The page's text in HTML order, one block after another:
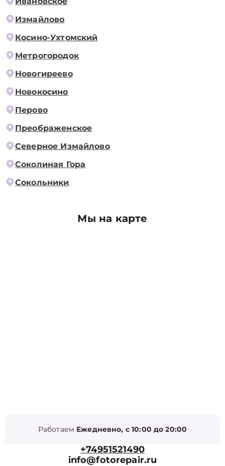
Измайлово
Косино-Ухтомский
Метрогородок
Новогиреево
Новокосино
Перово
Преображенское
Северное Измайлово
Соколиная Гора
Сокольники
Мы на карте
Работаем Ежедневно, с 10:00 до 20:00
+74951521490
info@fotorepair.ru